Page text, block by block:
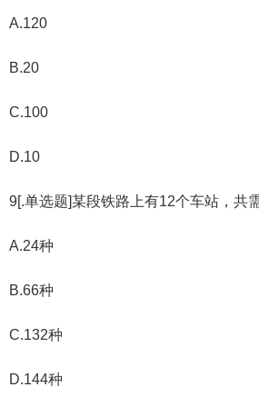
A.120
B.20
C.100
D.10
9[.单选题]某段铁路上有12个车站，共
A.24种
B.66种
C.132种
D.144种